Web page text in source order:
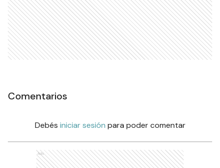
Comentarios
Debés iniciar sesión para poder comentar
Ads